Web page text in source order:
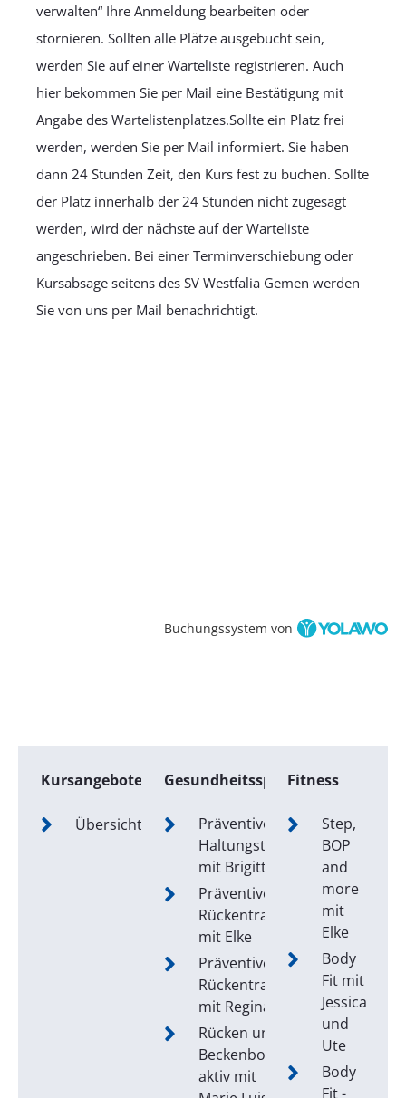
verwalten“ Ihre Anmeldung bearbeiten oder
stornieren. Sollten alle Plätze ausgebucht sein,
werden Sie auf einer Warteliste registrieren. Auch
hier bekommen Sie per Mail eine Bestätigung mit
Angabe des Wartelistenplatzes.Sollte ein Platz frei
werden, werden Sie per Mail informiert. Sie haben
dann 24 Stunden Zeit, den Kurs fest zu buchen. Sollte
der Platz innerhalb der 24 Stunden nicht zugesagt
werden, wird der nächste auf der Warteliste
angeschrieben. Bei einer Terminverschiebung oder
Kursabsage seitens des SV Westfalia Gemen werden
Sie von uns per Mail benachrichtigt.
Buchungssystem von
Kursangebote
Übersicht
Gesundheitssport
Präventives
Haltungstraining
mit Brigitte
Präventives
Rückentraining
mit Elke
Präventives
Rückentraining
mit Regina
Rücken und
Beckenboden
aktiv mit
Fitness
Step,
BOP
and
more
mit
Elke
Body
Fit mit
Jessica
und
Ute
Body
Fit -